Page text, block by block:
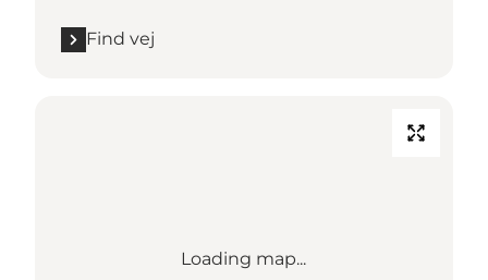
Find vej
Loading map...